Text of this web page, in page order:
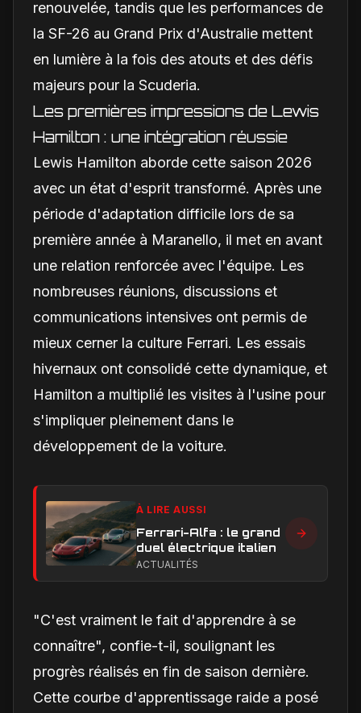
renouvelée, tandis que les performances de
la SF-26 au Grand Prix d'Australie mettent
en lumière à la fois des atouts et des défis
majeurs pour la Scuderia.
Les premières impressions de Lewis
Hamilton : une intégration réussie
Lewis Hamilton aborde cette saison 2026
avec un état d'esprit transformé. Après une
période d'adaptation difficile lors de sa
première année à Maranello, il met en avant
une relation renforcée avec l'équipe. Les
nombreuses réunions, discussions et
communications intensives ont permis de
mieux cerner la culture Ferrari. Les essais
hivernaux ont consolidé cette dynamique, et
Hamilton a multiplié les visites à l'usine pour
s'impliquer pleinement dans le
développement de la voiture.
À LIRE AUSSI
Ferrari-Alfa : le grand
duel électrique italien
ACTUALITÉS
"C'est vraiment le fait d'apprendre à se
connaître", confie-t-il, soulignant les
progrès réalisés en fin de saison dernière.
Cette courbe d'apprentissage raide a posé